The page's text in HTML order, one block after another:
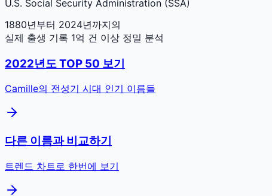
U.S. Social Security Administration (SSA)
1880년부터 2024년까지의
실제 출생 기록 1억 건 이상 정밀 분석
2022년도 TOP 50 보기
Camille의 전성기 시대 인기 이름들
다른 이름과 비교하기
트렌드 차트로 한번에 보기